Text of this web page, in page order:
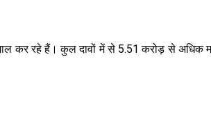
कर रहे हैं। कुल दावों में से 5.51 करोड़ से अधिक